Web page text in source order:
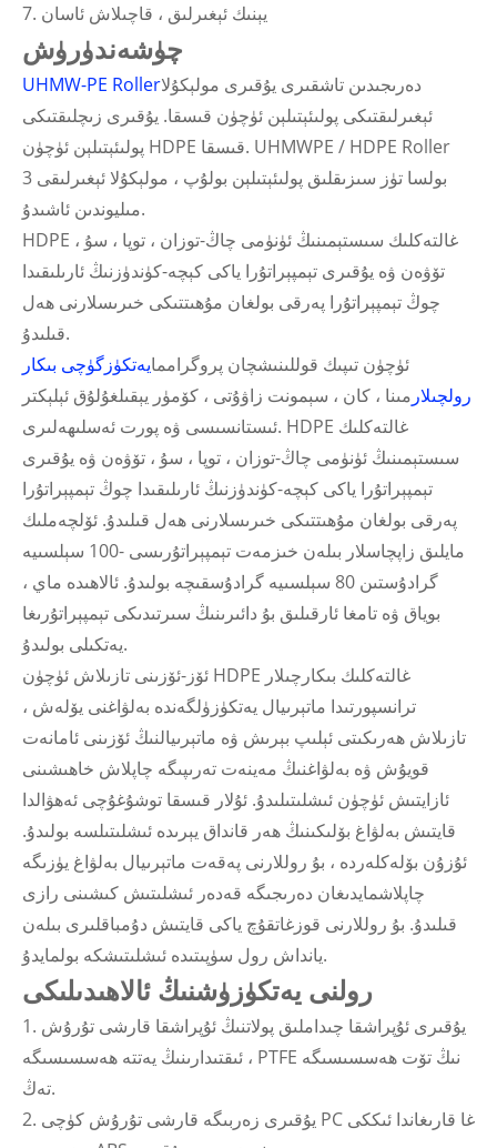
7. يېنىك ئېغىرلىق ، قاچىلاش ئاسان
چۈشەندۈرۈش
UHMW-PE Rollerدەرىجىدىن تاشقىرى يۇقىرى مولېكۇلا
ئېغىرلىقتىكى پولىئېتىلېن ئۈچۈن قىسقا. يۇقىرى زىچلىقتىكى
پولىئېتىلېن ئۈچۈن HDPE قىسقا. UHMWPE / HDPE Roller
بولسا تۈز سىزىقلىق پولىئېتىلېن بولۇپ ، مولېكۇلا ئېغىرلىقى 3
مىليوندىن ئاشىدۇ.
HDPE غالتەكلىك سىستېمىنىڭ ئۈنۈمى چاڭ-توزان ، توپا ، سۇ ،
تۆۋەن ۋە يۇقىرى تېمپېراتۇرا ياكى كېچە-كۈندۈزنىڭ ئارىلىقىدا
چوڭ تېمپېراتۇرا پەرقى بولغان مۇھىتتىكى خىرىسلارنى ھەل
قىلىدۇ.
ئۈچۈن تىپىك قوللىنىشچان پروگراممايەتكۈزگۈچى بىكار
رولچىلار مىنا ، كان ، سېمونت زاۋۇتى ، كۆمۈر يېقىلغۇلۇق ئېلېكتر
ئىستانسىسى ۋە پورت ئەسلىھەلىرى. HDPE غالتەكلىك
سىستېمىنىڭ ئۈنۈمى چاڭ-توزان ، توپا ، سۇ ، تۆۋەن ۋە يۇقىرى
تېمپېراتۇرا ياكى كېچە-كۈندۈزنىڭ ئارىلىقىدا چوڭ تېمپېراتۇرا
پەرقى بولغان مۇھىتتىكى خىرىسلارنى ھەل قىلىدۇ. ئۆلچەملىك
مايلىق زاپچاسلار بىلەن خىزمەت تېمپېراتۇرىسى -100 سېلسىيە
گرادۇستىن 80 سېلسىيە گرادۇسقىچە بولىدۇ. ئالاھىدە ماي ​​،
بوياق ۋە تامغا ئارقىلىق بۇ دائىرىنىڭ سىرتىدىكى تېمپېراتۇرىغا
يەتكىلى بولىدۇ.
ئۆز-ئۆزىنى تازىلاش ئۈچۈن HDPE غالتەكلىك بىكارچىلار
ترانسپورتىدا ماتېرىيال يەتكۈزۈلگەندە بەلۋاغنى يۆلەش ،
تازىلاش ھەرىكىتى ئېلىپ بېرىش ۋە ماتېرىيالنىڭ ئۆزىنى ئامانەت
قويۇش ۋە بەلۋاغنىڭ مەينەت تەرىپىگە چاپلاش خاھىشىنى
ئازايتىش ئۈچۈن ئىشلىتىلىدۇ. ئۇلار قىسقا توشۇغۇچى ئەھۋالدا
قايتىش بەلۋاغ بۆلىكىنىڭ ھەر قانداق يېرىدە ئىشلىتىلسە بولىدۇ.
ئۇزۇن بۆلەكلەردە ، بۇ روللارنى پەقەت ماتېرىيال بەلۋاغ يۈزىگە
چاپلاشمايدىغان دەرىجىگە قەدەر ئىشلىتىش كىشىنى رازى
قىلىدۇ. بۇ روللارنى قوزغاتقۇچ ياكى قايتىش دۇمباقلىرى بىلەن
يانداش رول سۈپىتىدە ئىشلىتىشكە بولمايدۇ.
رولنى يەتكۈزۈشنىڭ ئالاھىدىلىكى
1. يۇقىرى ئۇپراشقا چىداملىق پولاتنىڭ ئۇپراشقا قارشى تۇرۇش
ئىقتىدارىنىڭ يەتتە ھەسسىسىگە ، PTFE نىڭ تۆت ھەسسىسىگە
تەڭ.
2. يۇقىرى زەربىگە قارشى تۇرۇش كۈچى PC غا قارىغاندا ئىككى